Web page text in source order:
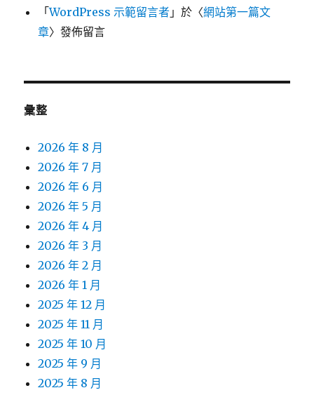
「WordPress 示範留言者 」於〈網站第一篇文
章〉發佈留言
彙整
2026 年 8 月
2026 年 7 月
2026 年 6 月
2026 年 5 月
2026 年 4 月
2026 年 3 月
2026 年 2 月
2026 年 1 月
2025 年 12 月
2025 年 11 月
2025 年 10 月
2025 年 9 月
2025 年 8 月